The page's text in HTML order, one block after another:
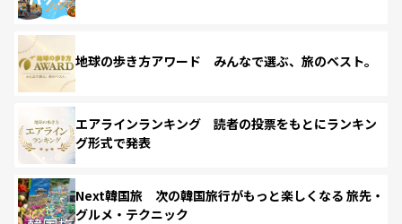
地球の歩き方アワード みんなで選ぶ、旅のベスト。
エアラインランキング 読者の投票をもとにランキン
グ形式で発表
Next韓国旅 次の韓国旅行がもっと楽しくなる 旅先・
グルメ・テクニック